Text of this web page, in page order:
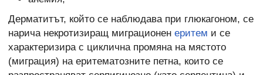
Дерматитът, който се наблюдава при глюкагоном, се
нарича некротизиращ миграционен еритем и се
характеризира с циклична промяна на мястото
(миграция) на еритематозните петна, които се